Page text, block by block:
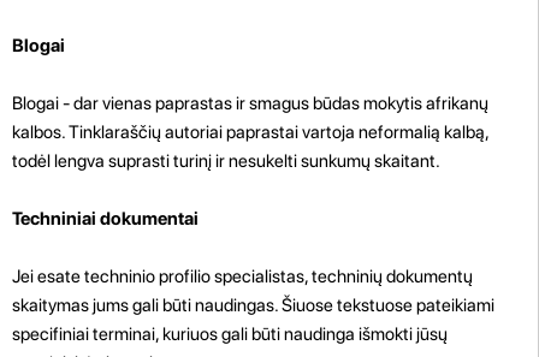
Blogai
Blogai - dar vienas paprastas ir smagus būdas mokytis afrikanų
kalbos. Tinklaraščių autoriai paprastai vartoja neformalią kalbą,
todėl lengva suprasti turinį ir nesukelti sunkumų skaitant.
Techniniai dokumentai
Jei esate techninio profilio specialistas, techninių dokumentų
skaitymas jums gali būti naudingas. Šiuose tekstuose pateikiami
specifiniai terminai, kuriuos gali būti naudinga išmokti jūsų